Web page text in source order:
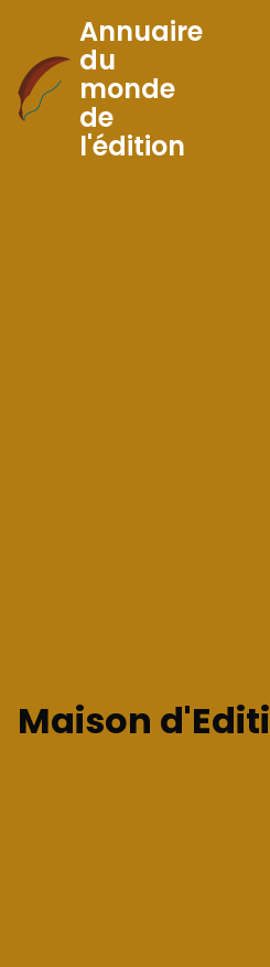
Skip
to
Content
Annuaire
du
monde
de
l'édition
Maison